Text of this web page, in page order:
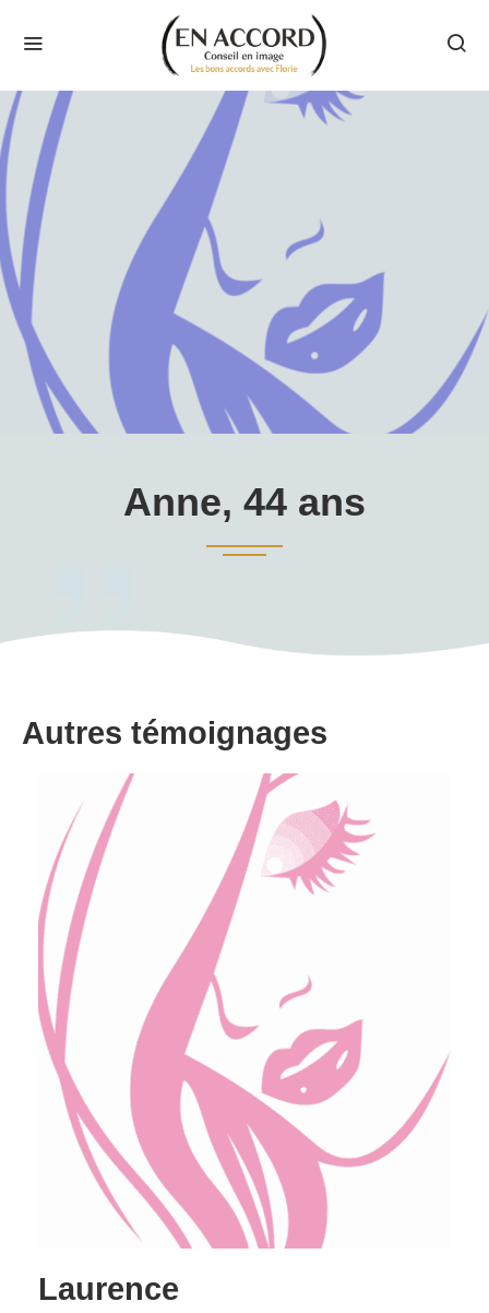
Anne, 44 ans
Autres témoignages
Laurence